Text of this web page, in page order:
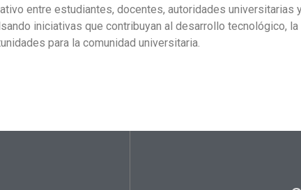
entre estudiantes, docentes, autoridades universitarias
iniciativas que contribuyan al desarrollo tecnológico, la
para la comunidad universitaria.